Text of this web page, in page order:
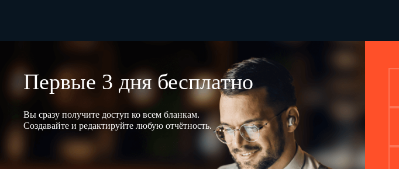
Первые 3 дня бесплатно
Вы сразу получите доступ ко всем бланкам.
Создавайте и редактируйте любую отчётность.